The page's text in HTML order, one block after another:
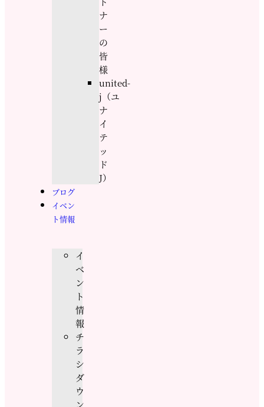
ナ
ー
の
皆
様
united-
j（ユ
ナ
イ
テ
ッ
ド
J）
ブログ
イベン
ト情報
イ
ベ
ン
ト
情
報
チ
ラ
シ
ダ
ウ
ン